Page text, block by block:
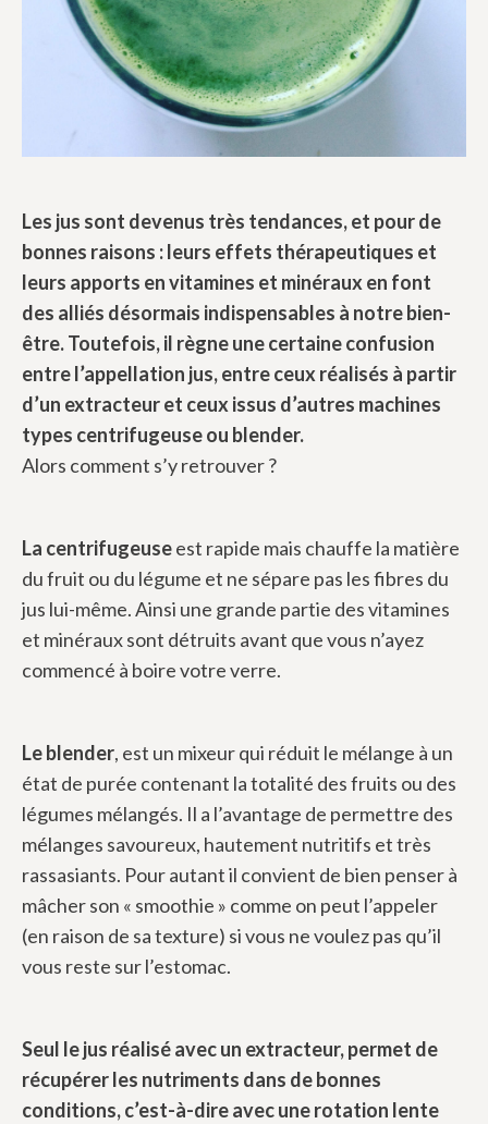
Les jus sont devenus très tendances, et pour de
bonnes raisons : leurs effets thérapeutiques et
leurs apports en vitamines et minéraux en font
des alliés désormais indispensables à notre bien-
être. Toutefois, il règne une certaine confusion
entre l’appellation jus, entre ceux réalisés à partir
d’un extracteur et ceux issus d’autres machines
types centrifugeuse ou blender.
Alors comment s’y retrouver ?
La centrifugeuseest rapide mais chauffe la matière
du fruit ou du légume et ne sépare pas les fibres du
jus lui-même. Ainsi une grande partie des vitamines
et minéraux sont détruits avant que vous n’ayez
commencé à boire votre verre.
Le blender, est un mixeur qui réduit le mélange à un
état de purée contenant la totalité des fruits ou des
légumes mélangés. Il a l’avantage de permettre des
mélanges savoureux, hautement nutritifs et très
rassasiants. Pour autant il convient de bien penser à
mâcher son « smoothie » comme on peut l’appeler
(en raison de sa texture) si vous ne voulez pas qu’il
vous reste sur l’estomac.
Seul le jus réalisé avec un extracteur, permet de
récupérer les nutriments dans de bonnes
conditions, c’est-à-dire avec une rotation lente